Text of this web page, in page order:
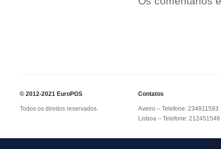
© 2012-2021 EuroPGS
Todos os direitos reservados.
Contatos
Aveiro – Telefone: 234911593
Lisboa – Telefone: 212451548